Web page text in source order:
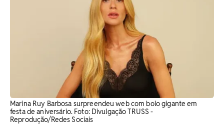
Marina Ruy Barbosa surpreendeu web com bolo gigante em
festa de aniversário. Foto: Divulgação TRUSS -
Reprodução/Redes Sociais